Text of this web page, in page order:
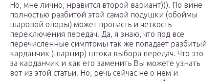
Но, мне лично, нравится второй вариант))). По вине
полностью разбитой этой самой подушки (обоймы
шаровой опоры) может пропасть и четкость
переключения передач. Да, я знаю, что под все
перечисленные симптомы так же попадает разбитый
карданчик (шарнир) штока выбора передач. Что это
за карданчик и как его заменить Вы можете узнать
вот из этой статьи. Но, речь сейчас не о нём и